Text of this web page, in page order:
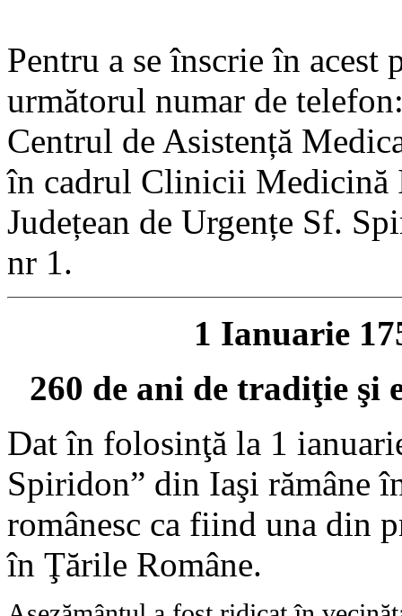
Pentru a se înscrie în
următorul numar de
Centrul de Asistență
în cadrul Clinicii
Județean de Urgențe Sf.
nr 1.
1 Ianuarie
260 de ani de tradiţie şi
Dat în folosinţă la 1
Spiridon” din Iaşi rămâne
românesc ca fiind una din
în Ţările Române.